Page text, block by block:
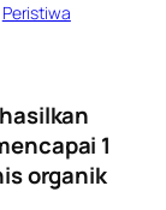
Peristiwa
1
organik